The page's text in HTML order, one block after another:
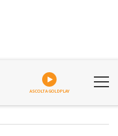
ASCOLTA GOLDPLAY